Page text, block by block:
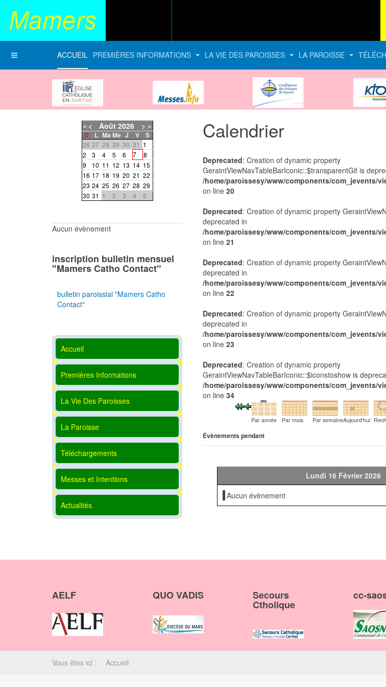
ACCUEIL PREMIÈRES INFORMATIONS LA VIE DES PAROISSES LA PAROISSE
Calendrier
Deprecated: Creation of dynamic property
GeraintViewNavTableBarIconic::$transparentGif is
/home/paroissesy/www/components/com_jevents/
on line 20
Deprecated: Creation of dynamic property
deprecated in
/home/paroissesy/www/components/com_jevents/
on line 21
Deprecated: Creation of dynamic property
deprecated in
/home/paroissesy/www/components/com_jevents/
on line 22
Deprecated: Creation of dynamic property
deprecated in
/home/paroissesy/www/components/com_jevents/
on line 23
Deprecated: Creation of dynamic property
GeraintViewNavTableBarIconic::$iconstoshow is
/home/paroissesy/www/components/com_jevents/
on line 34
Par année Par mois Par semaineAujourd'hui
Évènements pendant
Lundi 16 Février 2026
Aucun évènement
« < Août 2026 > »
D L Ma Me J V S
26 27 28 29 30 31 1
2
3 4 5 6 7
8
9
10 11 12 13 14 15
16 17 18 19 20 21 22
23 24 25 26 27 28 29
30 31 1 2 3 4 5
Aucun évènement
inscription bulletin mensuel
"Mamers Catho Contact"
bulletin paroissial "Mamers Catho
Contact"
Accueil
Premières Informations
La Vie Des Paroisses
La Paroisse
Téléchargements
Messes et Intentions
Actualités
AELF QUO VADIS Secours
Ctholique
cc-
Vous êtes ici : Accueil